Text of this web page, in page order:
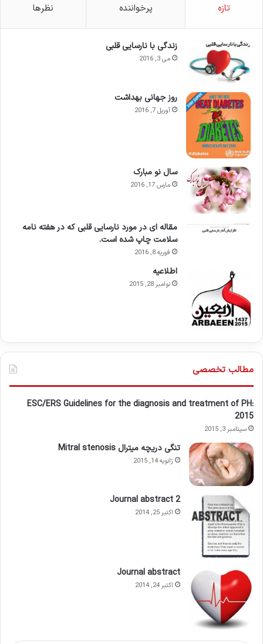
تازه پرخواننده نظرها
زندگی با نارسایی قلبی
می 3, 2016
روز جهانی بهداشت
آوریل 7, 2016
سال نو مبارک
مارس 17, 2016
مقاله ای در مورد نارسایی قلبی که در هفته نامه
سلامت چاپ شده است.
فوریه 8, 2016
اطلاعيه
نوامبر 28, 2015
مطالب تخصصی
ESC/ERS Guidelines for the diagnosis and treatment of PH:
2015
سپتامبر 3, 2015
تنگی دریچه میترال Mitral stenosis
ژانویه 14, 2015
Journal abstract 2
اکتبر 25, 2014
Journal abstract
اکتبر 24, 2014